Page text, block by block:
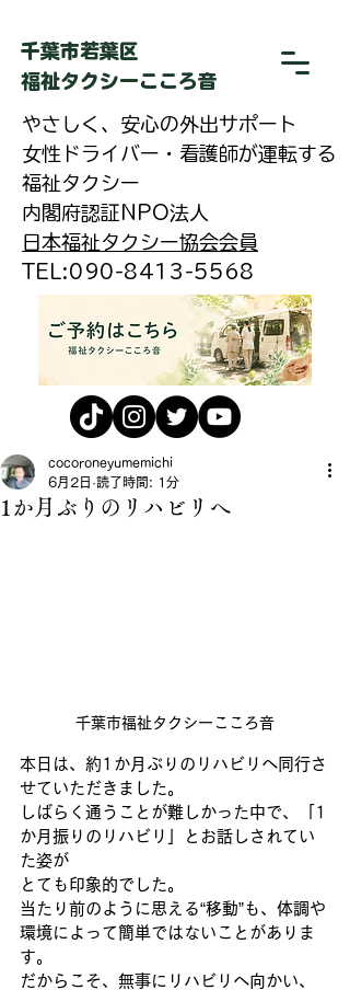
やさしく、安心の外出サポート
女性ドライバー・看護師が運転する
福祉タクシー
内閣府認証NPO法人
日本福祉タクシー協会会員
​TEL:090-8413-5568
​千葉市若葉区
福祉タクシーこころ音
1か月ぶりのリハビリへ
cocoroneyumemichi
6月2日 読了時間: 1分
千葉市福祉タクシーこころ音
本日は、約1か月ぶりのリハビリへ同行さ
せていただきました。
しばらく通うことが難しかった中で、「1
か月振りのリハビリ」とお話しされてい
た姿が
とても印象的でした。
当たり前のように思える“移動”も、体調や
環境によって簡単ではないことがありま
す。
だからこそ、無事にリハビリへ向かい、